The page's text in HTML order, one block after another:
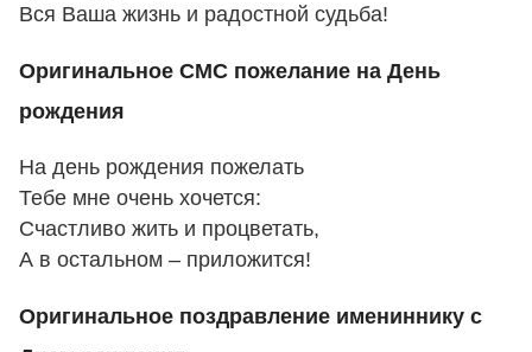
Вся Ваша жизнь и радостной судьба!
Оригинальное СМС пожелание на День
рождения
На день рождения пожелать
Тебе мне очень хочется:
Счастливо жить и процветать,
А в остальном – приложится!
Оригинальное поздравление имениннику с